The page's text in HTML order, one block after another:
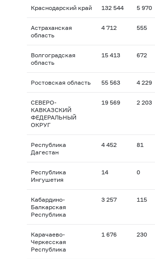
Краснодарский край 132 544 5 970
Астраханская
область
4 712 555
Волгоградская
область
15 413 672
Ростовская область 55 563 4 229
СЕВЕРО-
КАВКАЗСКИЙ
ФЕДЕРАЛЬНЫЙ
ОКРУГ
19 569 2 203
Республика
Дагестан
4 452 81
Республика
Ингушетия
14 0
Кабардино-
Балкарская
Республика
3 257 115
Карачаево-
Черкесская
Республика
1 676 230